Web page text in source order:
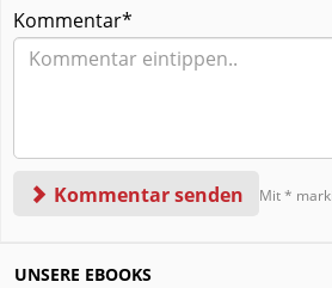
Kommentar*
Kommentar senden Mit *
UNSERE EBOOKS